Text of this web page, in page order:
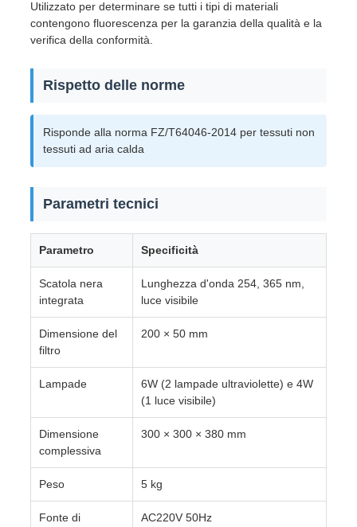
Utilizzato per determinare se tutti i tipi di materiali
contengono fluorescenza per la garanzia della qualità e la
verifica della conformità.
Rispetto delle norme
Risponde alla norma FZ/T64046-2014 per tessuti non
tessuti ad aria calda
Parametri tecnici
Parametro Specificità
Scatola nera
integrata
Lunghezza d'onda 254, 365 nm,
luce visibile
Dimensione del
filtro
200 × 50 mm
Lampade
6W (2 lampade ultraviolette) e 4W
(1 luce visibile)
Dimensione
complessiva
300 × 300 × 380 mm
Peso 5 kg
Fonte di
AC220V 50Hz